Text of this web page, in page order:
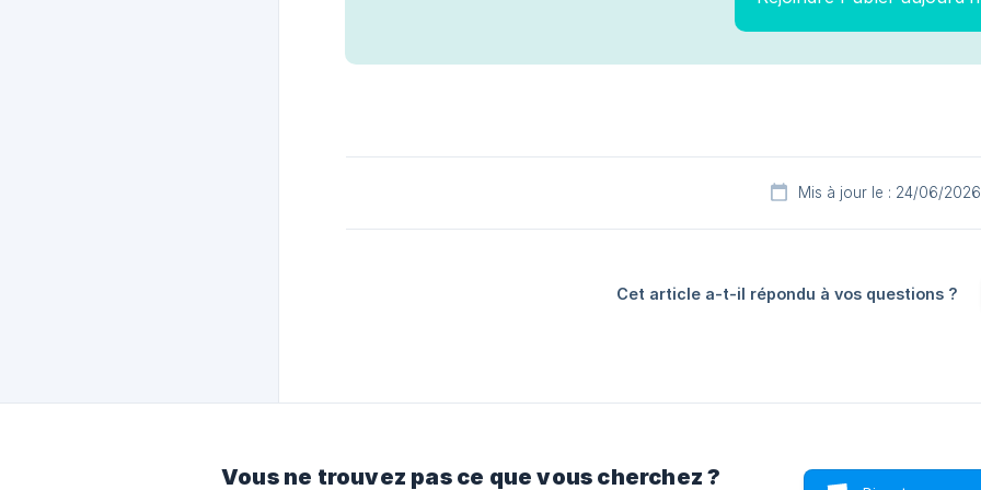
Mis à jour le : 24/06/2026
Cet article a-t-il répondu à vos questions ?
Vous ne trouvez pas ce que vous cherchez ?